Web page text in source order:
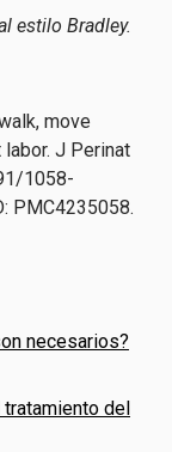
estilo Bradley.
move
J Perinat
1058-
PMC4235058.
necesarios?
tratamiento del